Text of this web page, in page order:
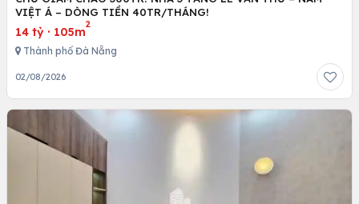
VIỆT Á – DÒNG TIỀN 40TR/THÁNG!
14 tỷ · 105m
2
Thành phố Đà Nẵng
02/08/2026